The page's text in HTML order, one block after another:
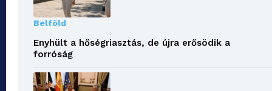
Belföld
Enyhült a hőségriasztás, de újra erősödik a
forróság